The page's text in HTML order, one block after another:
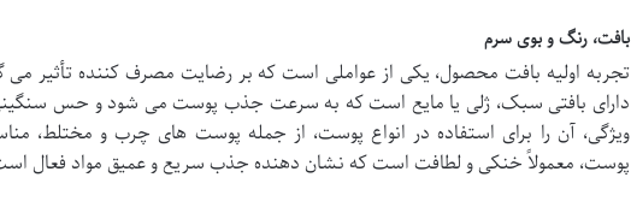
بافت، رنگ و بوی سرم
تجربه اولیه بافت محصول، یکی از عواملی است که بر رضایت مصرف کننده تأثیر می
دارای بافتی سبک، ژلی یا مایع است که به سرعت جذب پوست می شود و حس
ویژگی، آن را برای استفاده در انواع پوست، از جمله پوست های چرب و مختلط،
پوست، معمولاً خنکی و لطافت است که نشان دهنده جذب سریع و عمیق مواد فعال